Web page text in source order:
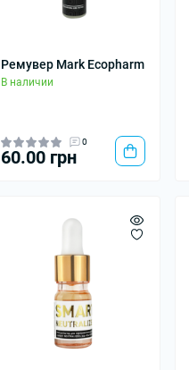
Ремувер Mark Ecopharm
В наличии
0
60.00 грн